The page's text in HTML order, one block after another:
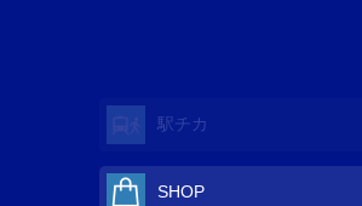
駅チカ
SHOP